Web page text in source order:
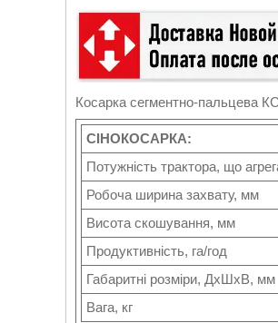
Косарка сегментно-
СIНОКОСАРКА:
Потужність трактора, що
Робоча ширина захвату, мм
Висота скошування, мм
Продуктивність, га/год
Габаритні розміри, ДхШхВ, мм
Вага, кг